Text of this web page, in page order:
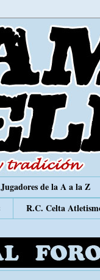
Jugadores de la A a la Z
R.C. Celta